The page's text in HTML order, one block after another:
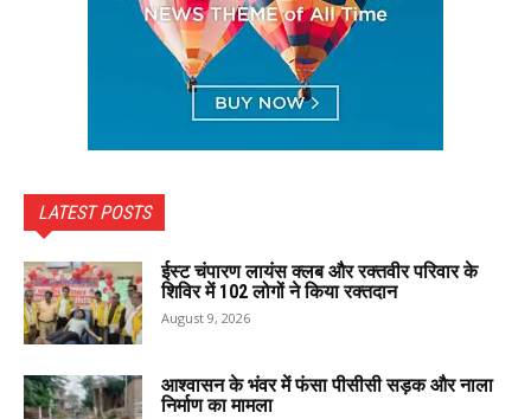
LATEST POSTS
ईस्ट चंपारण लायंस क्लब और रक्तवीर परिवार के
शिविर में 102 लोगों ने किया रक्तदान
August 9, 2026
आश्वासन के भंवर में फंसा पीसीसी सड़क और नाला
निर्माण का मामला